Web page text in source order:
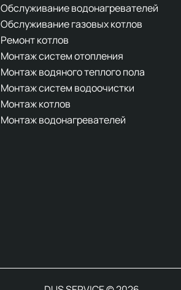
Обслуживание водонагревателей
Обслуживание газовых котлов
Ремонт котлов
Монтаж систем отопления
Монтаж водяного теплого пола
Монтаж систем водоочистки
Монтаж котлов
Монтаж водонагревателей